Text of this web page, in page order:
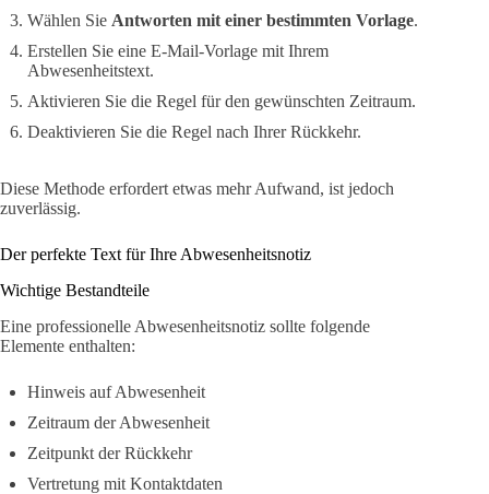
Wählen Sie Antworten mit einer bestimmten Vorlage.
Erstellen Sie eine E-Mail-Vorlage mit Ihrem
Abwesenheitstext.
Aktivieren Sie die Regel für den gewünschten Zeitraum.
Deaktivieren Sie die Regel nach Ihrer Rückkehr.
Diese Methode erfordert etwas mehr Aufwand, ist jedoch
zuverlässig.
Der perfekte Text für Ihre Abwesenheitsnotiz
Wichtige Bestandteile
Eine professionelle Abwesenheitsnotiz sollte folgende
Elemente enthalten:
Hinweis auf Abwesenheit
Zeitraum der Abwesenheit
Zeitpunkt der Rückkehr
Vertretung mit Kontaktdaten